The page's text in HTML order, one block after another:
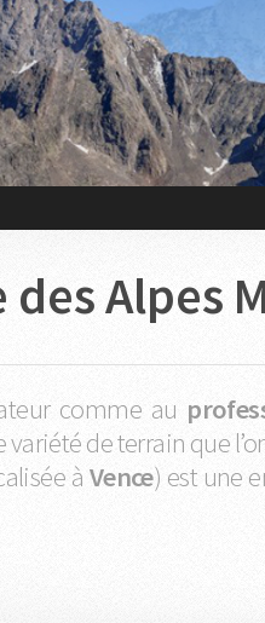
des Alpes
comme au
de terrain que
à Vence) est une